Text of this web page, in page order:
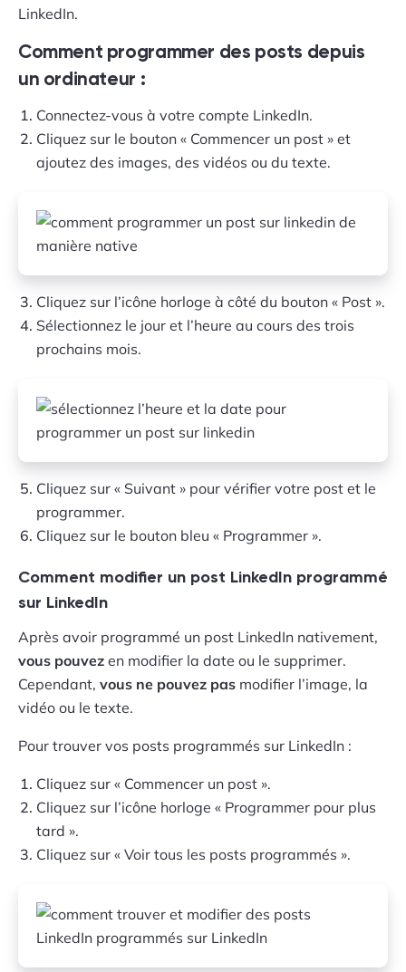
LinkedIn.
Comment programmer des posts depuis
un ordinateur :
Connectez-vous à votre compte LinkedIn.
Cliquez sur le bouton « Commencer un post » et
ajoutez des images, des vidéos ou du texte.
Cliquez sur l’icône horloge à côté du bouton « Post ».
Sélectionnez le jour et l’heure au cours des trois
prochains mois.
Cliquez sur « Suivant » pour vérifier votre post et le
programmer.
Cliquez sur le bouton bleu « Programmer ».
Comment modifier un post LinkedIn programmé
sur LinkedIn
Après avoir programmé un post LinkedIn nativement,
vous pouvez en modifier la date ou le supprimer.
Cependant, vous ne pouvez pas modifier l’image, la
vidéo ou le texte.
Pour trouver vos posts programmés sur LinkedIn :
Cliquez sur « Commencer un post ».
Cliquez sur l’icône horloge « Programmer pour plus
tard ».
Cliquez sur « Voir tous les posts programmés ».